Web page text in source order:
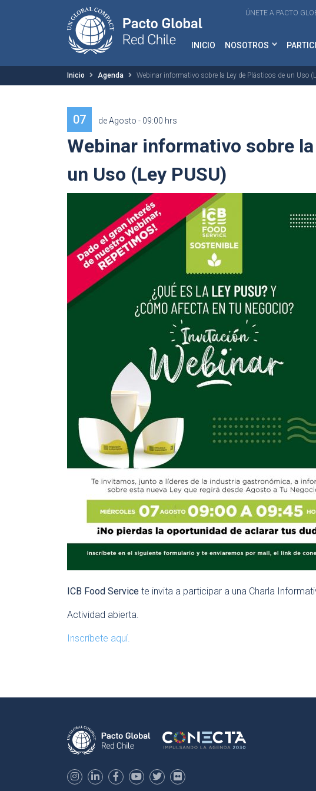
ÚNETE A PACTO
INICIO NOSOTROS
Inicio Agenda Webinar informativo sobre la Ley de Plásticos de un Uso
07 de Agosto - 09:00 hrs
Webinar informativo sobre
un Uso (Ley PUSU)
ICB Food Service te invita a participar a una Charla
Actividad abierta.
Inscríbete aquí.